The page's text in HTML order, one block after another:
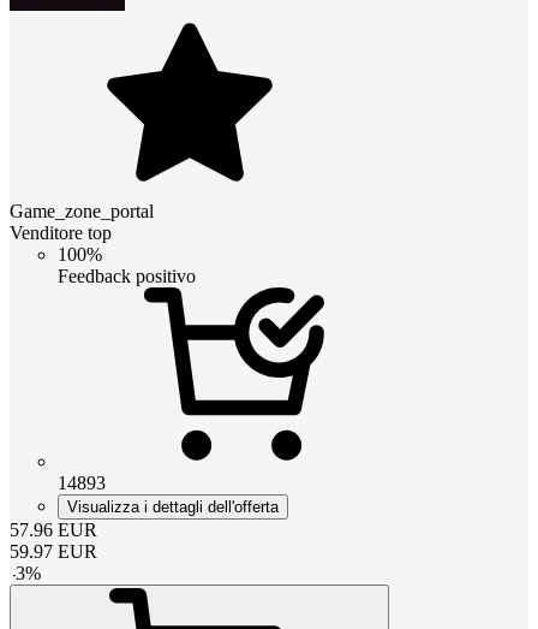
Game_zone_portal
Venditore top
100%
Feedback positivo
14893
Visualizza i dettagli dell'offerta
57.96 EUR
59.97 EUR
-3%